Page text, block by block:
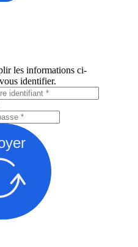
les informations ci-
identifier.